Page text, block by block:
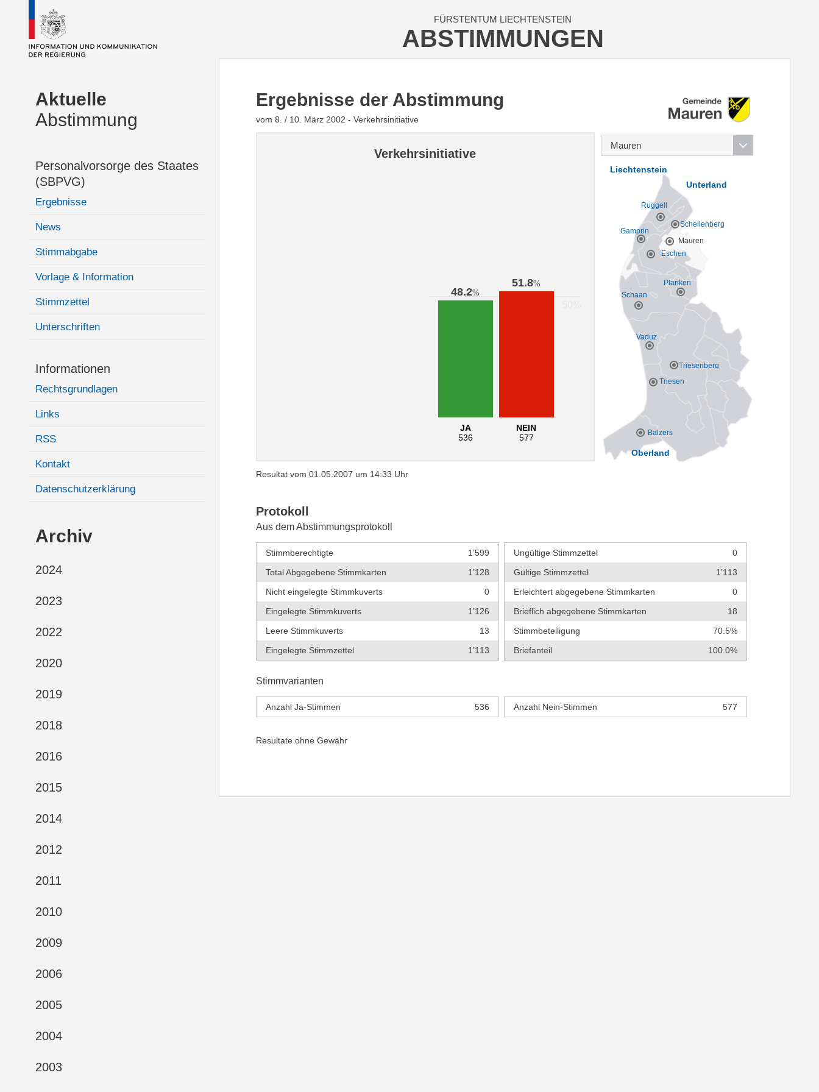
FÜRSTENTUM LIECHTENSTEIN
ABSTIMMUNGEN
Aktuelle
Abstimmung
Personalvorsorge des Staates
(SBPVG)
Ergebnisse
News
Stimmabgabe
Vorlage & Information
Stimmzettel
Unterschriften
Informationen
Rechtsgrundlagen
Links
RSS
Kontakt
Datenschutzerklärung
Archiv
2024
2023
2022
2020
2019
2018
2016
2015
2014
2012
2011
2010
2009
2006
2005
2004
2003
Vaduz
Balzers
Planken
Schaan
Triesen
Triesenberg
Eschen
Gamprin
Mauren
Ruggell
Schellenberg
Oberland
Unterland
Liechtenstein
Ergebnisse der Abstimmung
vom 8. / 10. März 2002 - Verkehrsinitiative
Verkehrsinitiative
48.2%
JA
536
51.8%
NEIN
577
Resultat vom 01.05.2007 um 14:33 Uhr
Protokoll
Aus dem Abstimmungsprotokoll
Stimmberechtigte
1’599
Total Abgegebene Stimmkarten
1’128
Nicht eingelegte Stimmkuverts
0
Eingelegte Stimmkuverts
1’126
Leere Stimmkuverts
13
Eingelegte Stimmzettel
1’113
Ungültige Stimmzettel
0
Gültige Stimmzettel
1’113
Erleichtert abgegebene Stimmkarten
0
Brieflich abgegebene Stimmkarten
18
Stimmbeteiligung
70.5%
Briefanteil
100.0%
Stimmvarianten
Anzahl Ja-Stimmen 536 Anzahl Nein-Stimmen 577
Resultate ohne Gewähr